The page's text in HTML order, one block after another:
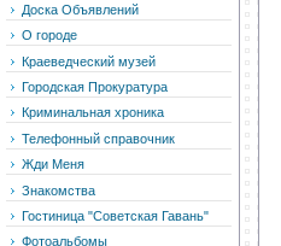
Доска Объявлений
О городе
Краеведческий музей
Городская Прокуратура
Криминальная хроника
Телефонный справочник
Жди Меня
Знакомства
Гостиница "Советская Гавань"
Фотоальбомы